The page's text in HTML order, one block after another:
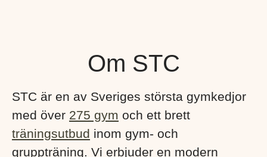
Om STC
STC är en av Sveriges största gymkedjor
med över 275 gym och ett brett
träningsutbud inom gym- och
gruppträning. Vi erbjuder en modern